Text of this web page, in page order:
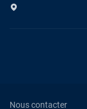
Nous contacter